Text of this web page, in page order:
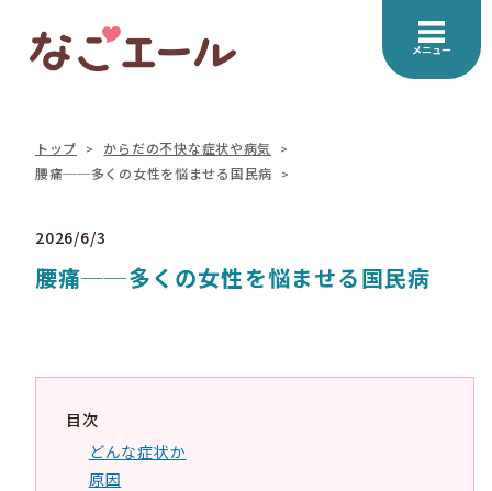
メニュー
トップ
からだの不快な症状や病気
腰痛──多くの女性を悩ませる国民病
2026/6/3
腰痛──多くの女性を悩ませる国民病
目次
どんな症状か
原因